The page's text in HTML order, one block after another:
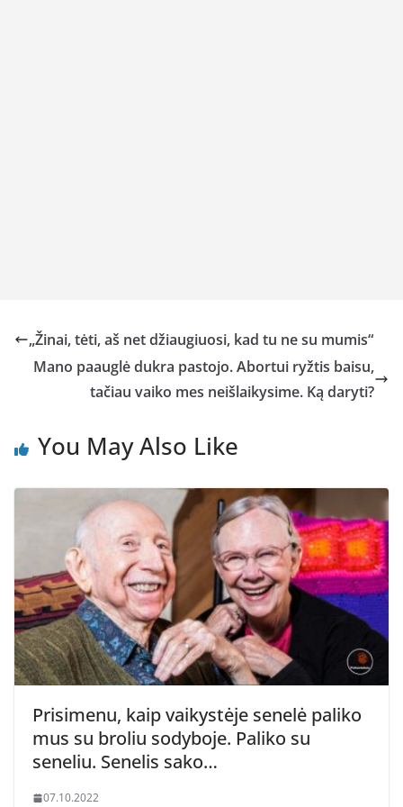
„Žinai, tėti, aš net džiaugiuosi, kad tu ne su mumis“
Mano paauglė dukra pastojo. Abortui ryžtis baisu,
tačiau vaiko mes neišlaikysime. Ką daryti?
You May Also Like
Prisimenu, kaip vaikystėje senelė paliko
mus su broliu sodyboje. Paliko su
seneliu. Senelis sako…
07.10.2022